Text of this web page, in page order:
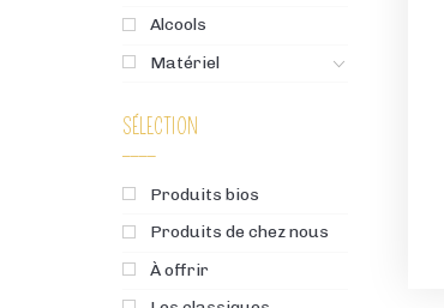
Alcools
Matériel
SÉLECTION
Produits bios
Produits de chez nous
À offrir